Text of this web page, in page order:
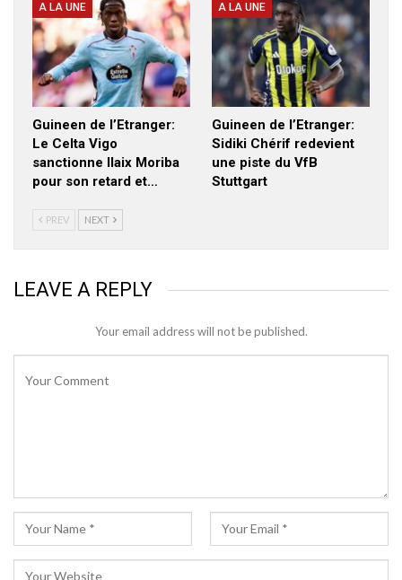
A LA UNE
Guineen de l’Etranger:
Le Celta Vigo
sanctionne Ilaix Moriba
pour son retard et…
A LA UNE
Guineen de l’Etranger:
Sidiki Chérif redevient
une piste du VfB
Stuttgart
PREV NEXT
LEAVE A REPLY
Your email address will not be published.